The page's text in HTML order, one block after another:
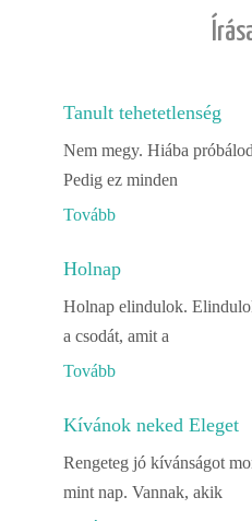
Tanult tehetetlenség
Nem megy. Hiába
Pedig ez minden
Tovább
Holnap
Holnap elindulok.
a csodát, amit a
Tovább
Kívánok neked Eleget
Rengeteg jó kívánságot
mint nap. Vannak, akik